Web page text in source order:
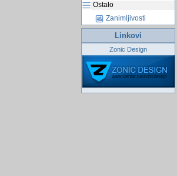
Ostalo
Zanimljivosti
Linkovi
Zonic Design